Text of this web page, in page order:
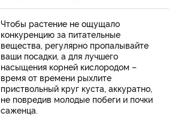
Чтобы растение не ощущало
конкуренцию за питательные
вещества, регулярно пропалывайте
ваши посадки, а для лучшего
насыщения корней кислородом –
время от времени рыхлите
приствольный круг куста, аккуратно,
не повредив молодые побеги и почки
саженца.